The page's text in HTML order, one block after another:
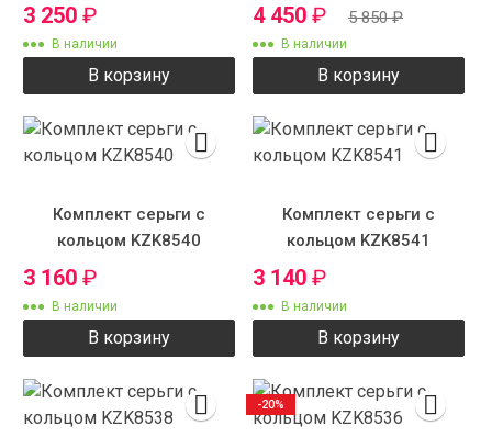
3 250 ₽
В наличии
В корзину
4 450 ₽ 5 850₽
В наличии
В корзину
Комплект серьги с
кольцом KZK8540
3 160 ₽
В наличии
В корзину
Комплект серьги с
кольцом KZK8541
3 140 ₽
В наличии
В корзину
-20%